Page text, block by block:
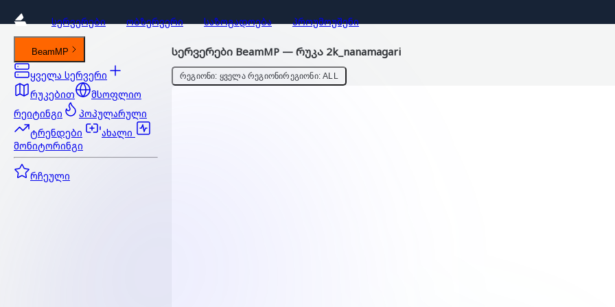
ᲡᲔᲠᲕᲔᲠᲔᲑᲘ ᲝᲑᲖᲔᲠᲕᲔᲠᲘ ᲡᲐᲖᲝᲒᲐᲓᲝᲔᲑᲐ ᲞᲠᲝᲣᲛᲝᲣᲨᲔᲜᲘ
BeamMP
ყველა სერვერი
რუკებით
მსოფლიო
რეიტინგი
პოპულარული
ტრენდები
ახალი
მონიტორინგი
რჩეული
სერვერები BeamMP — რუკა 2k_nanamagari
ᲠᲔᲒᲘᲝᲜᲘ: ᲧᲕᲔᲚᲐ ᲠᲔᲒᲘᲝᲜᲘᲠᲔᲒᲘᲝᲜᲘ: ALL